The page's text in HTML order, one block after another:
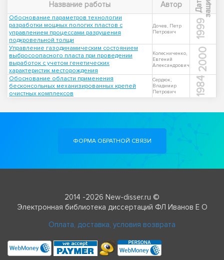
Название работы Автор Д
а
т
а
з
а
щ
и
т
Обоснование параметров технологии
разработки мощных пологих пластов с
управлением процессами разрушения
подкровельной толщи
Дочев, Петр
Петрович
1999
Управление газодинамическим состоянием
выбросоопасного пласта при проведении
выработок с учетом генетических
характеристик месторождения
Колесниченко,
Евгений
Александрович
2000
Обоснование области применения
бесконсольных механизированных крепей
очистных комплексов
Сердюк,
Владимир
Петрович
1984
ФОРМА ОБРАТНОЙ СВЯЗИ
2014 -2026 New-disser.ru ©
Электронная библиотека диссертаций ФЛ Иванов Е О
Оплата, доставка, условия возврата